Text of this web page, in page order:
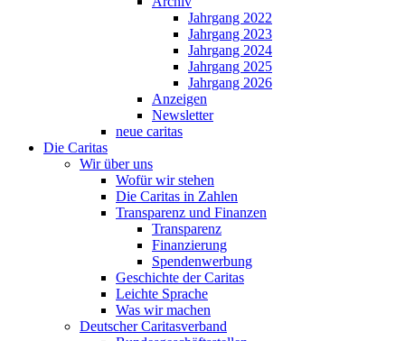
Jahrgang 2022
Jahrgang 2023
Jahrgang 2024
Jahrgang 2025
Jahrgang 2026
Anzeigen
Newsletter
neue caritas
Die Caritas
Wir über uns
Wofür wir stehen
Die Caritas in Zahlen
Transparenz und Finanzen
Transparenz
Finanzierung
Spendenwerbung
Geschichte der Caritas
Leichte Sprache
Was wir machen
Deutscher Caritasverband